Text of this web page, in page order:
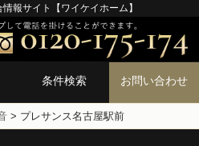
報サイト【ワイケイホーム】
条件検索 お問い合わせ
> プレサンス名古屋駅前